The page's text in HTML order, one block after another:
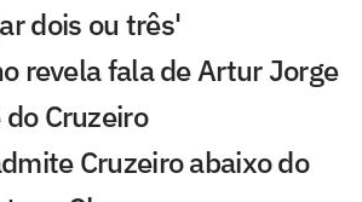
dois ou três'
revela fala de Artur Jorge
Cruzeiro
Cruzeiro abaixo do